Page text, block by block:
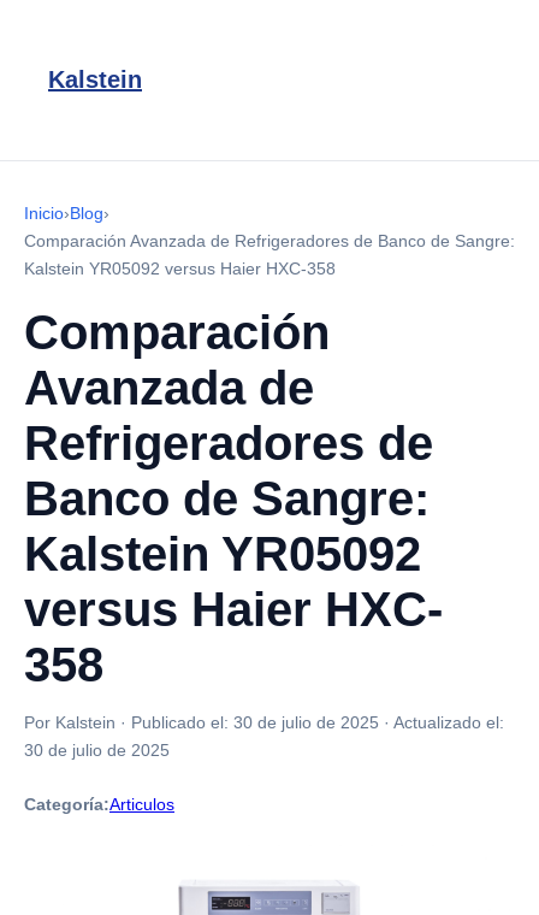
Kalstein
Inicio›Blog›
Comparación Avanzada de Refrigeradores de Banco de Sangre:
Kalstein YR05092 versus Haier HXC-358
Comparación
Avanzada de
Refrigeradores de
Banco de Sangre:
Kalstein YR05092
versus Haier HXC-
358
Por Kalstein · Publicado el: 30 de julio de 2025 · Actualizado el:
30 de julio de 2025
Categoría:Articulos